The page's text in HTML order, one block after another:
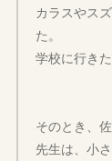
カラスやス
た。
学校に行き
そのとき、
先生は、小